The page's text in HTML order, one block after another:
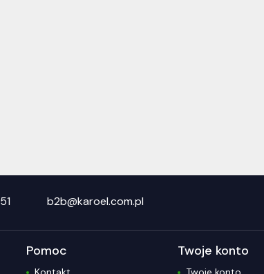
b2b@karoel.com.pl
Pomoc Twoje konto